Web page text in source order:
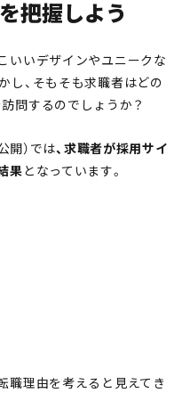
把握しよう
いいデザインやユニークな
し、そもそも求職者はどの
問するのでしょうか？
開）では、求職者が採用サイ
果となっています。
職理由を考えると見えてき